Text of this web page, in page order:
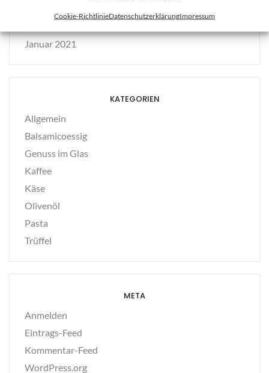
Cookie-RichtlinieDatenschutzerklärungImpressum
Januar 2021
KATEGORIEN
Allgemein
Balsamicoessig
Genuss im Glas
Kaffee
Käse
Olivenöl
Pasta
Trüffel
META
Anmelden
Eintrags-Feed
Kommentar-Feed
WordPress.org